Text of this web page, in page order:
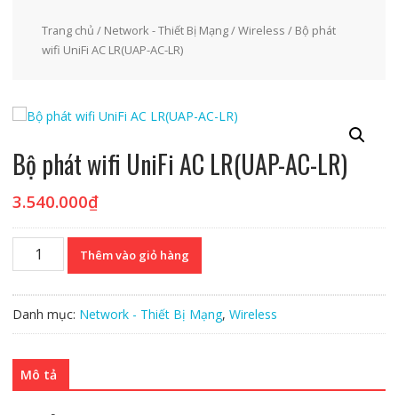
Trang chủ / Network - Thiết Bị Mạng/Wireless / Bộ phát
wifi UniFi AC LR(UAP-AC-LR)
Bộ phát wifi UniFi AC LR(UAP-AC-LR)
3.540.000₫
AC
AC-
LR)
Thêm vào giỏ hàng
Danh mục: Network - Thiết Bị Mạng, Wireless
Mô tả